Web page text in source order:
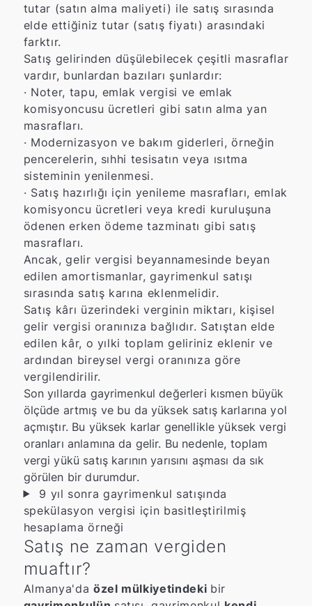
tutar (satın alma maliyeti) ile satış sırasında
elde ettiğiniz tutar (satış fiyatı) arasındaki
farktır.
Satış gelirinden düşülebilecek çeşitli masraflar
vardır, bunlardan bazıları şunlardır:
· Noter, tapu, emlak vergisi ve emlak
komisyoncusu ücretleri gibi satın alma yan
masrafları.
· Modernizasyon ve bakım giderleri, örneğin
pencerelerin, sıhhi tesisatın veya ısıtma
sisteminin yenilenmesi.
· Satış hazırlığı için yenileme masrafları, emlak
komisyoncu ücretleri veya kredi kuruluşuna
ödenen erken ödeme tazminatı gibi satış
masrafları.
Ancak, gelir vergisi beyannamesinde beyan
edilen amortismanlar, gayrimenkul satışı
sırasında satış karına eklenmelidir.
Satış kârı üzerindeki verginin miktarı, kişisel
gelir vergisi oranınıza bağlıdır. Satıştan elde
edilen kâr, o yılki toplam geliriniz eklenir ve
ardından bireysel vergi oranınıza göre
vergilendirilir.
Son yıllarda gayrimenkul değerleri kısmen büyük
ölçüde artmış ve bu da yüksek satış karlarına yol
açmıştır. Bu yüksek karlar genellikle yüksek vergi
oranları anlamına da gelir. Bu nedenle, toplam
vergi yükü satış karının yarısını aşması da sık
görülen bir durumdur.
9 yıl sonra gayrimenkul satışında
spekülasyon vergisi için basitleştirilmiş
hesaplama örneği
Satış ne zaman vergiden
muaftır?
Almanya'da özel mülkiyetindeki bir